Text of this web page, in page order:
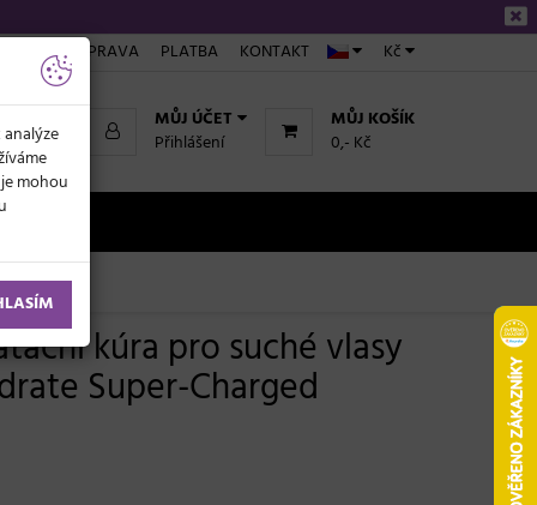
Kč
DOPRAVA PLATBA KONTAKT
MŮJ KOŠÍK
0,- Kč
MŮJ ÚČET
Přihlášení
kúra pro suché vlasy
Super-Charged
mohou